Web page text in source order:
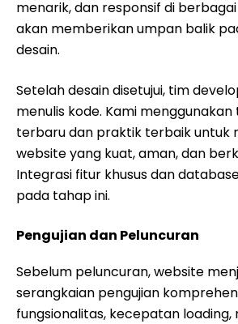
menarik, dan responsif di
akan memberikan umpan balik
desain.
Setelah desain disetujui, tim
menulis kode. Kami
terbaru dan praktik terbaik untuk
website yang kuat, aman, dan
Integrasi fitur khusus dan
pada tahap ini.
Pengujian dan Peluncuran
Sebelum peluncuran, website
serangkaian pengujian
fungsionalitas, kecepatan loading,